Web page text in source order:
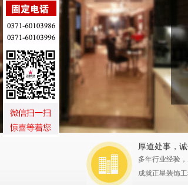
厚道处事，
多年行业经验
成就正星装饰工